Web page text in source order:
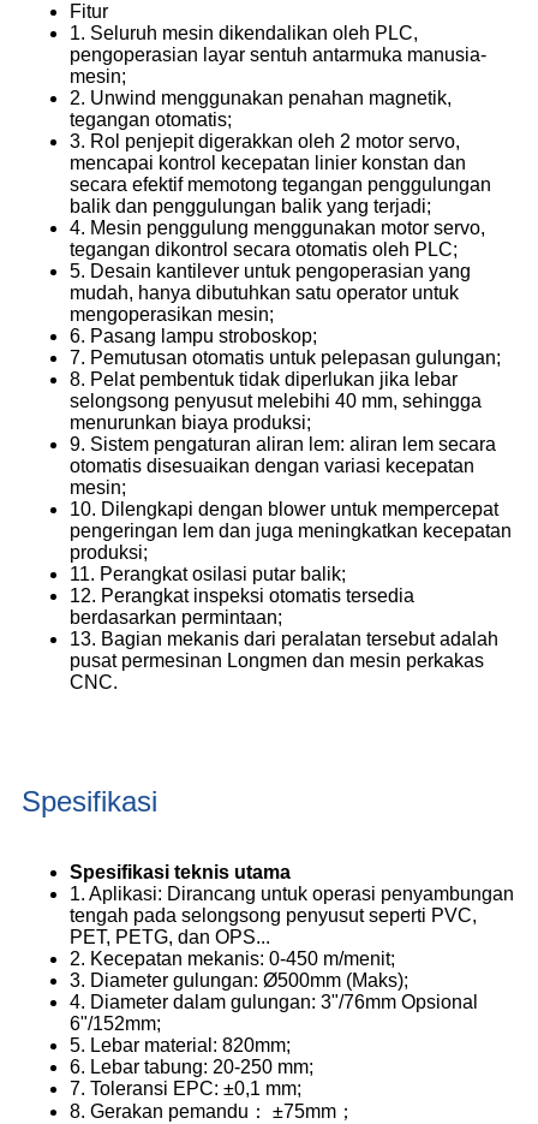
Fitur
1. Seluruh mesin dikendalikan oleh PLC,
pengoperasian layar sentuh antarmuka manusia-
mesin;
2. Unwind menggunakan penahan magnetik,
tegangan otomatis;
3. Rol penjepit digerakkan oleh 2 motor servo,
mencapai kontrol kecepatan linier konstan dan
secara efektif memotong tegangan penggulungan
balik dan penggulungan balik yang terjadi;
4. Mesin penggulung menggunakan motor servo,
tegangan dikontrol secara otomatis oleh PLC;
5. Desain kantilever untuk pengoperasian yang
mudah, hanya dibutuhkan satu operator untuk
mengoperasikan mesin;
6. Pasang lampu stroboskop;
7. Pemutusan otomatis untuk pelepasan gulungan;
8. Pelat pembentuk tidak diperlukan jika lebar
selongsong penyusut melebihi 40 mm, sehingga
menurunkan biaya produksi;
9. Sistem pengaturan aliran lem: aliran lem secara
otomatis disesuaikan dengan variasi kecepatan
mesin;
10. Dilengkapi dengan blower untuk mempercepat
pengeringan lem dan juga meningkatkan kecepatan
produksi;
11. Perangkat osilasi putar balik;
12. Perangkat inspeksi otomatis tersedia
berdasarkan permintaan;
13. Bagian mekanis dari peralatan tersebut adalah
pusat permesinan Longmen dan mesin perkakas
CNC.
Spesifikasi
Spesifikasi teknis utama
1. Aplikasi: Dirancang untuk operasi penyambungan
tengah pada selongsong penyusut seperti PVC,
PET, PETG, dan OPS...
2. Kecepatan mekanis: 0-450 m/menit;
3. Diameter gulungan: Ø500mm (Maks);
4. Diameter dalam gulungan: 3"/76mm Opsional
6"/152mm;
5. Lebar material: 820mm;
6. Lebar tabung: 20-250 mm;
7. Toleransi EPC: ±0,1 mm;
8. Gerakan pemandu： ±75mm；